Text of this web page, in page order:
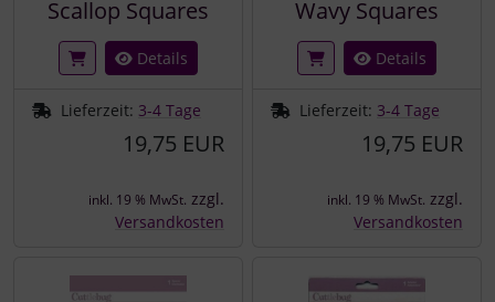
Scallop Squares
Details
Lieferzeit: 3-4 Tage
19,75 EUR
inkl. 19 % MwSt. zzgl.
Versandkosten
Wavy Squares
Details
Lieferzeit: 3-4 Tage
19,75 EUR
inkl. 19 % MwSt. zzgl.
Versandkosten